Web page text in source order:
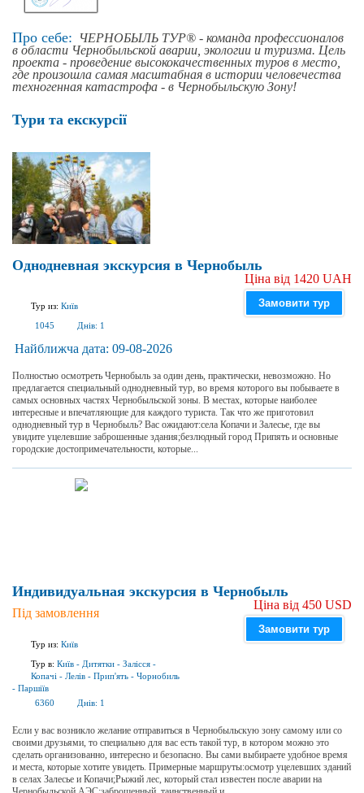
Про себе:
ЧЕРНОБЫЛЬ ТУР® - команда профессионалов
в области Чернобыльской аварии, экологии и туризма. Цель
проекта - проведение высококачественных туров в место,
где произошла самая масштабная в истории человечества
техногенная катастрофа - в Чернобыльскую Зону!
Тури та екскурсії
Однодневная экскурсия в Чернобыль
Тур из: Київ
1045
Днів: 1
Ціна від 1420 UAH
Замовити тур
Найближча дата: 09-08-2026
Полностью осмотреть Чернобыль за один день, практически, невозможно. Но
предлагается специальный однодневный тур, во время которого вы побываете в
самых основных частях Чернобыльской зоны. В местах, которые наиболее
интересные и впечатляющие для каждого туриста. Так что же приготовил
однодневный тур в Чернобыль? Вас ожидают:села Копачи и Залесье, где вы
увидите уцелевшие заброшенные здания;безлюдный город Припять и основные
городские достопримечательности, которые...
Индивидуальная экскурсия в Чернобыль
Під замовлення
Тур из: Київ
Тур в: Київ - Дитятки - Залісся -
Копачі - Лелів - Прип'ять - Чорнобиль
- Паршіїв
6360
Днів: 1
Ціна від 450 USD
Замовити тур
Если у вас возникло желание отправиться в Чернобыльскую зону самому или со
своими друзьями, то специально для вас есть такой тур, в котором можно это
сделать организованно, интересно и безопасно. Вы сами выбираете удобное время
и места, которые хотите увидеть. Примерные маршруты:осмотр уцелевших зданий
в селах Залесье и Копачи;Рыжий лес, который стал известен после аварии на